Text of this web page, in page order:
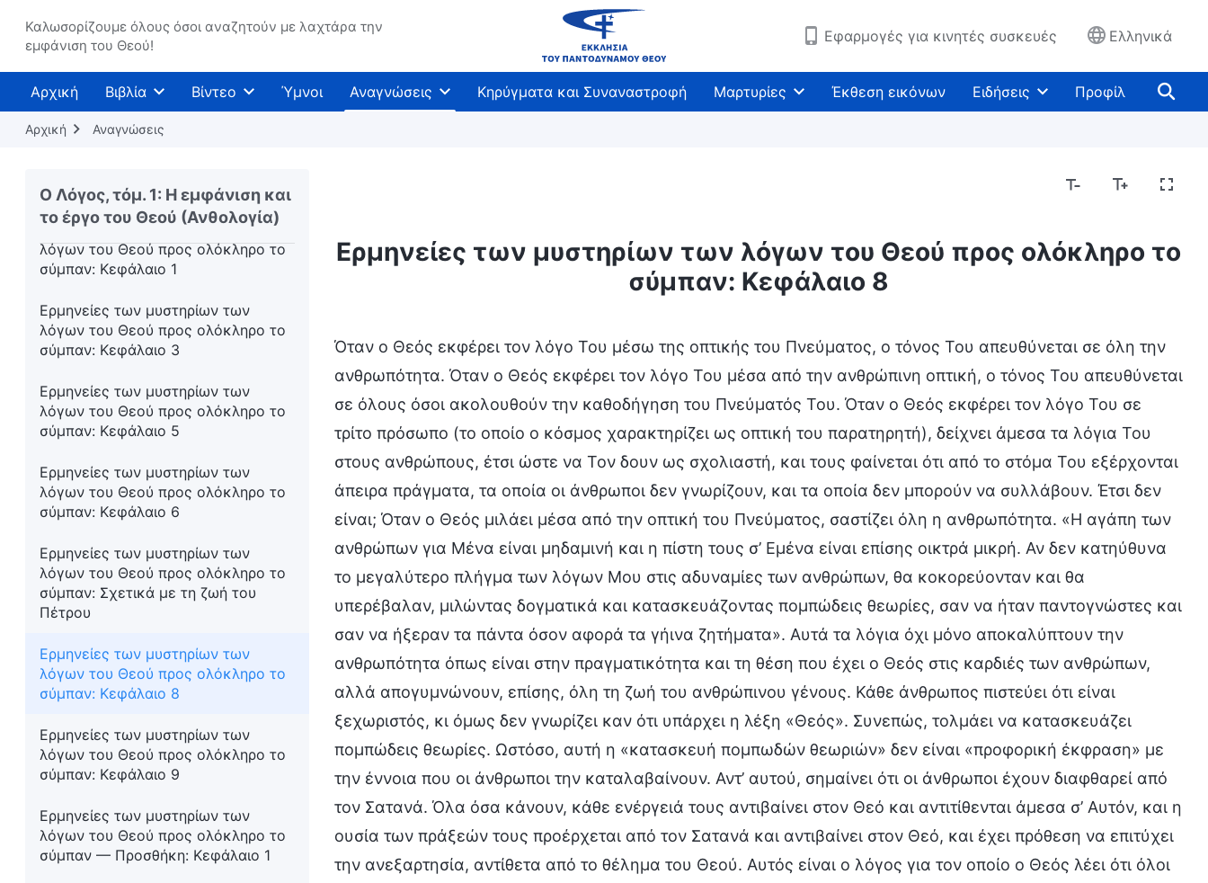
Καλωσορίζουμε όλους όσοι αναζητούν με λαχτάρα την
εμφάνιση του Θεού!
Εφαρμογές για κινητές συσκευές Ελληνικά
Αρχική Βιβλία Βίντεο Ύμνοι Αναγνώσεις Κηρύγματα και Συναναστροφή Μαρτυρίες Έκθεση εικόνων Ειδήσεις Προφίλ
Αρχική Αναγνώσεις
Ο Λόγος, τόμ. 1: Η εμφάνιση και
το έργο του Θεού (Ανθολογία)
Τα λόγια του Θεού προς ολόκληρο
Τα λόγια του Θεού προς ολόκληρο
το σύμπαν: Κεφάλαιο 39
το σύμπαν: Κεφάλαιο 47
Ερμηνείες των μυστηρίων των
λόγων του Θεού προς ολόκληρο το
σύμπαν: Κεφάλαιο 1
Ερμηνείες των μυστηρίων των
λόγων του Θεού προς ολόκληρο το
σύμπαν: Κεφάλαιο 3
Ερμηνείες των μυστηρίων των
λόγων του Θεού προς ολόκληρο το
σύμπαν: Κεφάλαιο 5
Ερμηνείες των μυστηρίων των
λόγων του Θεού προς ολόκληρο το
σύμπαν: Κεφάλαιο 6
Ερμηνείες των μυστηρίων των
λόγων του Θεού προς ολόκληρο το
σύμπαν: Σχετικά με τη ζωή του
Πέτρου
Ερμηνείες των μυστηρίων των
λόγων του Θεού προς ολόκληρο το
σύμπαν: Κεφάλαιο 8
Ερμηνείες των μυστηρίων των
λόγων του Θεού προς ολόκληρο το
σύμπαν: Κεφάλαιο 9
Ερμηνείες των μυστηρίων των
λόγων του Θεού προς ολόκληρο το
σύμπαν — Προσθήκη: Κεφάλαιο 1
Ερμηνείες των μυστηρίων των λόγων του Θεού προς ολόκληρο το
σύμπαν: Κεφάλαιο 8
Όταν ο Θεός εκφέρει τον λόγο Του μέσω της οπτικής του Πνεύματος, ο τόνος Του απευθύνεται σε όλη την
ανθρωπότητα. Όταν ο Θεός εκφέρει τον λόγο Του μέσα από την ανθρώπινη οπτική, ο τόνος Του απευθύνεται
σε όλους όσοι ακολουθούν την καθοδήγηση του Πνεύματός Του. Όταν ο Θεός εκφέρει τον λόγο Του σε
τρίτο πρόσωπο (το οποίο ο κόσμος χαρακτηρίζει ως οπτική του παρατηρητή), δείχνει άμεσα τα λόγια Του
στους ανθρώπους, έτσι ώστε να Τον δουν ως σχολιαστή, και τους φαίνεται ότι από το στόμα Του εξέρχονται
άπειρα πράγματα, τα οποία οι άνθρωποι δεν γνωρίζουν, και τα οποία δεν μπορούν να συλλάβουν. Έτσι δεν
είναι; Όταν ο Θεός μιλάει μέσα από την οπτική του Πνεύματος, σαστίζει όλη η ανθρωπότητα. «Η αγάπη των
ανθρώπων για Μένα είναι μηδαμινή και η πίστη τους σ’ Εμένα είναι επίσης οικτρά μικρή. Αν δεν κατηύθυνα
το μεγαλύτερο πλήγμα των λόγων Μου στις αδυναμίες των ανθρώπων, θα κοκορεύονταν και θα
υπερέβαλαν, μιλώντας δογματικά και κατασκευάζοντας πομπώδεις θεωρίες, σαν να ήταν παντογνώστες και
σαν να ήξεραν τα πάντα όσον αφορά τα γήινα ζητήματα». Αυτά τα λόγια όχι μόνο αποκαλύπτουν την
ανθρωπότητα όπως είναι στην πραγματικότητα και τη θέση που έχει ο Θεός στις καρδιές των ανθρώπων,
αλλά απογυμνώνουν, επίσης, όλη τη ζωή του ανθρώπινου γένους. Κάθε άνθρωπος πιστεύει ότι είναι
ξεχωριστός, κι όμως δεν γνωρίζει καν ότι υπάρχει η λέξη «Θεός». Συνεπώς, τολμάει να κατασκευάζει
πομπώδεις θεωρίες. Ωστόσο, αυτή η «κατασκευή πομπωδών θεωριών» δεν είναι «προφορική έκφραση» με
την έννοια που οι άνθρωποι την καταλαβαίνουν. Αντ’ αυτού, σημαίνει ότι οι άνθρωποι έχουν διαφθαρεί από
τον Σατανά. Όλα όσα κάνουν, κάθε ενέργειά τους αντιβαίνει στον Θεό και αντιτίθενται άμεσα σ’ Αυτόν, και η
ουσία των πράξεών τους προέρχεται από τον Σατανά και αντιβαίνει στον Θεό, και έχει πρόθεση να επιτύχει
την ανεξαρτησία, αντίθετα από το θέλημα του Θεού. Αυτός είναι ο λόγος για τον οποίο ο Θεός λέει ότι όλοι